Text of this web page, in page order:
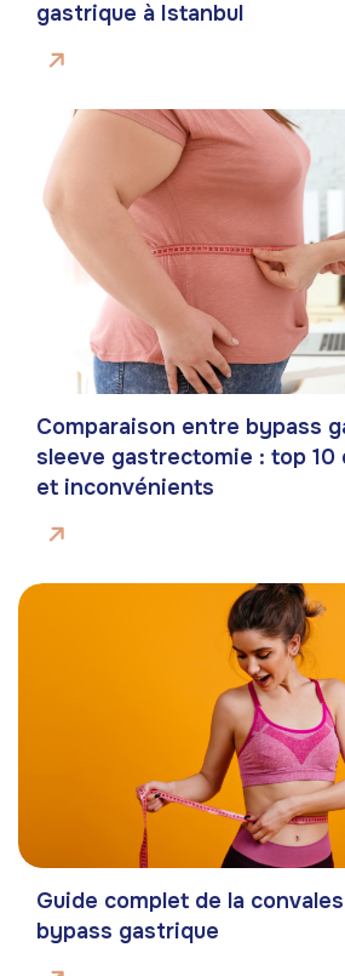
gastrique à Istanbul
Comparaison entre bypass
sleeve gastrectomie : top 10
et inconvénients
Guide complet de la
bypass gastrique